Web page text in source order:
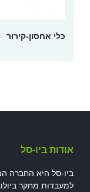
כלי אחסון-קירור
אודות ביו-סל
ביו-סל היא החברה
למעבדות מחקר